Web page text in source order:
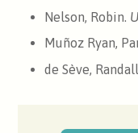
Nelson, Robin.
Muñoz Ryan,
de Sève, Randall.